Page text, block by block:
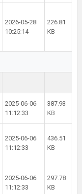
2026-05-28
10:25:14
226.81
KB
2025-06-06
11:12:33
387.93
KB
2025-06-06
11:12:33
436.51
KB
2025-06-06
11:12:33
297.78
KB